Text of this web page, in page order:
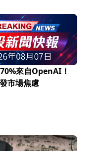
來自OpenAI！
市場焦慮